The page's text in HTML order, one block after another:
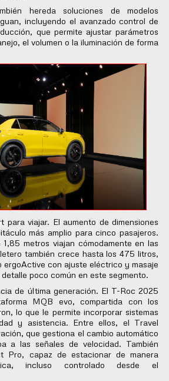
hereda soluciones de modelos
incluyendo el avanzado control de
que permite ajustar parámetros
el volumen o la iluminación de forma
para viajar. El aumento de dimensiones
más amplio para cinco pasajeros.
metros viajan cómodamente en las
también crece hasta los 475 litros,
ergoActive con ajuste eléctrico y masaje
poco común en este segmento.
de última generación. El T-Roc 2025
MQB evo, compartida con los
lo que le permite incorporar sistemas
y asistencia. Entre ellos, el Travel
que gestiona el cambio automático
a las señales de velocidad. También
Pro, capaz de estacionar de manera
incluso controlado desde el